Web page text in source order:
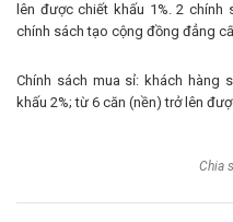
lên được chiết khấu 1%. 2
chính sách tạo cộng đồng đẳng
Chính sách mua sỉ: khách hàng
khấu 2%; từ 6 căn (nền) trở lên
Chia